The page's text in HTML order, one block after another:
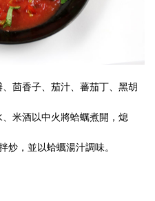
茴香子、茄汁、蕃茄丁、黑胡
米酒以中火將蛤蠣煮開，熄
炒，並以蛤蠣湯汁調味。